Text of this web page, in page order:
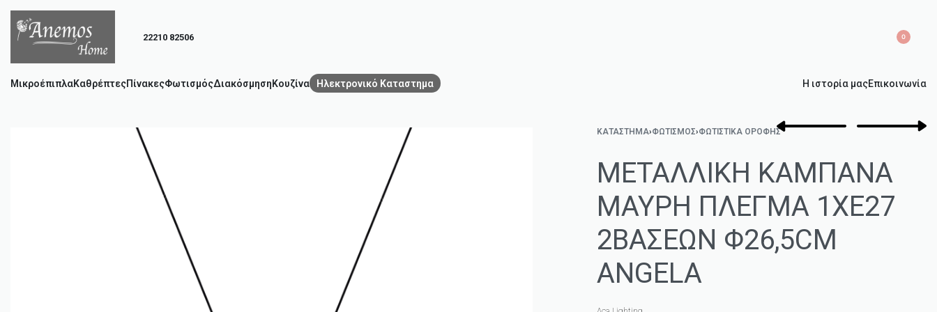
22210 82506 0
ΜικροέπιπλαΚαθρέπτεςΠίνακεςΦωτισμόςΔιακόσμησηΚουζίνα Ηλεκτρονικό Καταστημα Η ιστορία μαςΕπικοινωνία
ΚΑΤΑΣΤΗΜΑ›ΦΩΤΙΣΜΌΣ›ΦΩΤΙΣΤΙΚΆ ΟΡΟΦΉΣ
ΜΕΤΑΛΛΙΚΗ ΚΑΜΠΑΝΑ
ΜΑΥΡΗ ΠΛΕΓΜΑ 1ΧE27
2ΒΑΣΕΩΝ Φ26,5CM
ANGELA